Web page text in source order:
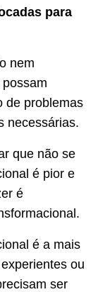
para
nem
de problemas
necessárias.
que não se
é pior e
é
é a mais
ou
ser